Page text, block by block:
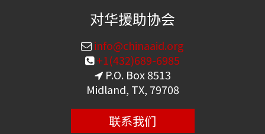
对华援助协会
info@chinaaid.org
+1(432)689-6985
P.O. Box 8513
Midland, TX, 79708
联系我们